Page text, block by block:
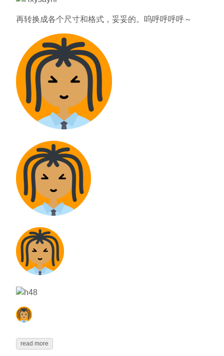
再转换成各个尺寸和格式，妥妥的。呜呼呼呼呼～
read more